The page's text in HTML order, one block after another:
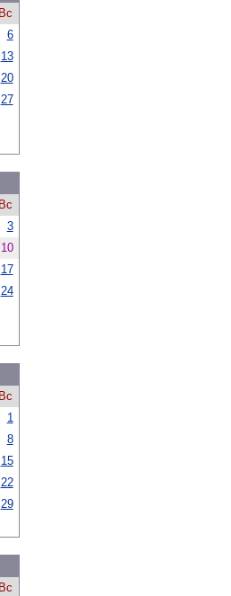
Вс
6
13
20
27
Вс
3
10
17
24
Вс
1
8
15
22
29
Вс